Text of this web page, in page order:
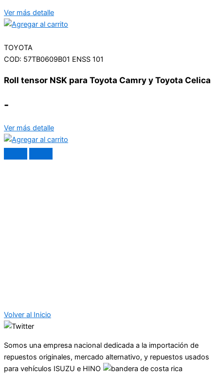
Ver más detalle
TOYOTA
COD: 57TB0609B01 ENSS 101
Roll tensor NSK para Toyota Camry y Toyota Celica
-
Ver más detalle
Volver al Inicio
Somos una empresa nacional dedicada a la importación de
repuestos originales, mercado alternativo, y repuestos usados
para vehículos ISUZU e HINO